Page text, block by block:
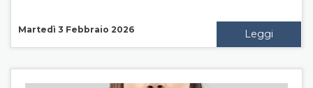
Martedì 3 Febbraio 2026 Leggi